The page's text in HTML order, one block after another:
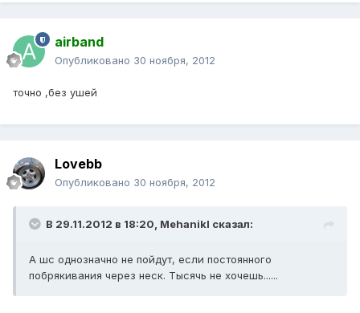
airband
Опубликовано 30 ноября, 2012
точно ,без ушей
Lovebb
Опубликовано 30 ноября, 2012
В 29.11.2012 в 18:20, Mehanikl сказал:
А шс однозначно не пойдут, если постоянного
побрякивания через неск. Тысячь не хочешь......